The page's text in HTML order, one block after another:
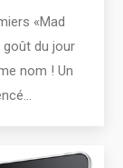
«Mad
goût du jour
nom ! Un